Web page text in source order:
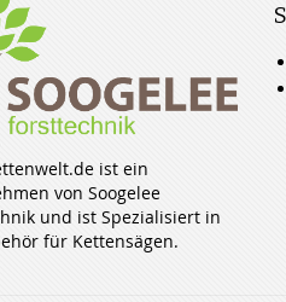
ist ein
von Soogelee
und ist Spezialisiert in
für Kettensägen.